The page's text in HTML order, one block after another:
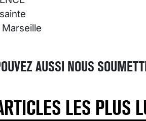
AUSSI NOUS
LES PLUS